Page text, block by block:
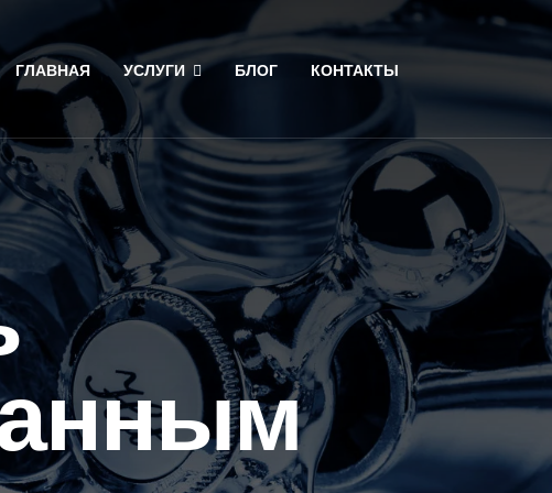
ГЛАВНАЯ УСЛУГИ БЛОГ КОНТАКТЫ